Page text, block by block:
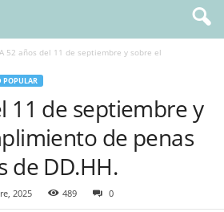
A 52 años del 11 de septiembre y sobre el
POPULAR
11 de septiembre y
de penas
de DD.HH.
2025 489 0